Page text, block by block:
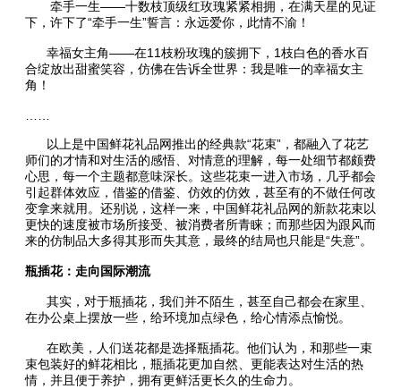
牵手一生——十数枝顶级红玫瑰紧紧相拥，在满天星的见证
下，许下了“牵手一生”誓言：永远爱你，此情不渝！
幸福女主角——在11枝粉玫瑰的簇拥下，1枝白色的香水百
合绽放出甜蜜笑容，仿佛在告诉全世界：我是唯一的幸福女主
角！
以上是中国鲜花礼品网推出的经典款“花束”，都融入了花艺
师们的才情和对生活的感悟、对情意的理解，每一处细节都颇费
心思，每一个主题都意味深长。这些花束一进入市场，几乎都会
引起群体效应，借鉴的借鉴、仿效的仿效，甚至有的不做任何改
变拿来就用。还别说，这样一来，中国鲜花礼品网的新款花束以
更快的速度被市场所接受、被消费者所青睐；而那些因为跟风而
来的仿制品大多得其形而失其意，最终的结局也只能是“失意”。
瓶插花：走向国际潮流
其实，对于瓶插花，我们并不陌生，甚至自己都会在家里、
在办公桌上摆放一些，给环境加点绿色，给心情添点愉悦。
在欧美，人们送花都是选择瓶插花。他们认为，和那些一束
束包装好的鲜花相比，瓶插花更加自然、更能表达对生活的热
情，并且便于养护，拥有更鲜活更长久的生命力。